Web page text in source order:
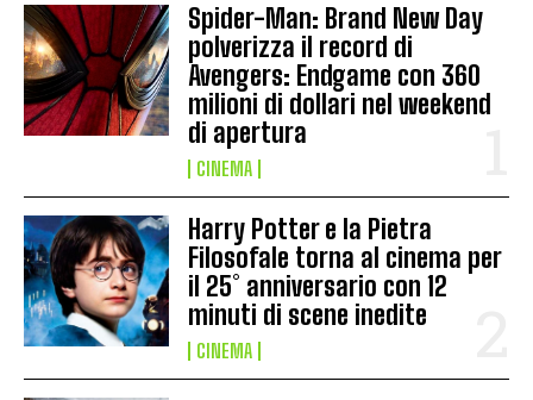
Spider-Man: Brand New Day
polverizza il record di
Avengers: Endgame con 360
milioni di dollari nel weekend
di apertura
CINEMA
Harry Potter e la Pietra
Filosofale torna al cinema per
il 25° anniversario con 12
minuti di scene inedite
CINEMA